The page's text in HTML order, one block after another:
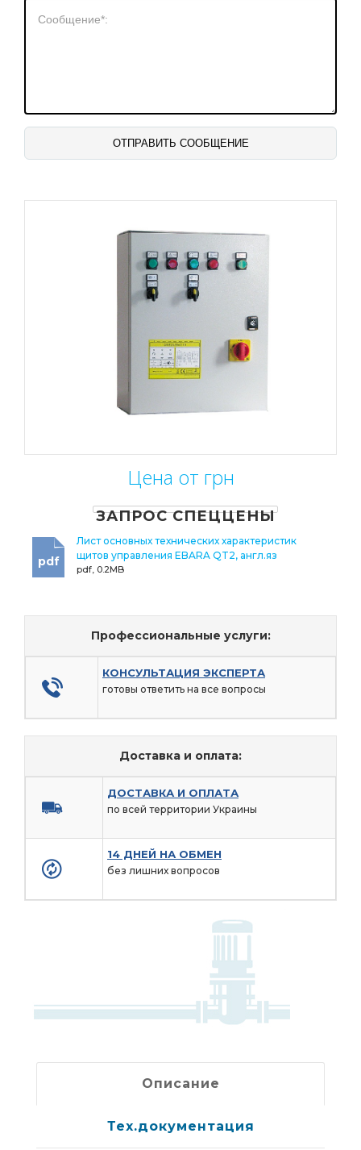
Цена от грн
ЗАПРОС СПЕЦЦЕНЫ
Лист основных технических характеристик
щитов управления EBARA QT2, англ.яз
pdf, 0.2MB
pdf
Профессиональные услуги:
КОНСУЛЬТАЦИЯ ЭКСПЕРТА
готовы ответить на все вопросы
Доставка и оплата:
ДОСТАВКА И ОПЛАТА
по всей территории Украины
14 ДНЕЙ НА ОБМЕН
без лишних вопросов
Описание
Тех.документация